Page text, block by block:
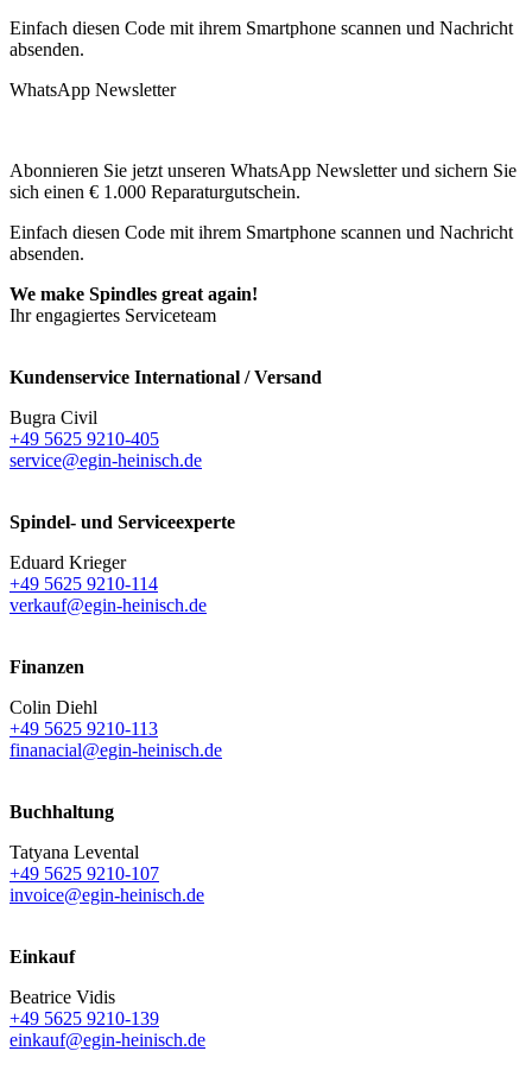
Einfach diesen Code mit ihrem Smartphone scannen und Nachricht
absenden.
WhatsApp Newsletter
Abonnieren Sie jetzt unseren WhatsApp Newsletter und sichern Sie
sich einen € 1.000 Reparaturgutschein.
Einfach diesen Code mit ihrem Smartphone scannen und Nachricht
absenden.
We make Spindles great again!
Ihr engagiertes Serviceteam
Kundenservice International / Versand
Bugra Civil
+49 5625 9210-405
service@egin-heinisch.de
Spindel- und Serviceexperte
Eduard Krieger
+49 5625 9210-114
verkauf@egin-heinisch.de
Finanzen
Colin Diehl
+49 5625 9210-113
finanacial@egin-heinisch.de
Buchhaltung
Tatyana Levental
+49 5625 9210-107
invoice@egin-heinisch.de
Einkauf
Beatrice Vidis
+49 5625 9210-139
einkauf@egin-heinisch.de